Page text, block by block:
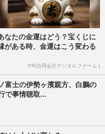
なたの金運はどう？宝くじに
がある時、金運はこう変わる
PR(合同会社デジタルファーム )
富士の伊勢ヶ濱親方、白鵬の
で事情聴取...